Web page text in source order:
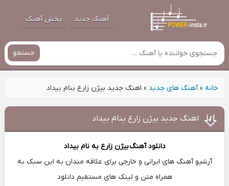
آهنگ جدید پخش آهنگ
جستجو
خانه»آهنگ های جدید » اهنگ جدید بیژن زارع بنام بیداد
اهنگ جدید بیژن زارع بنام بیداد
دانلود آهنگبیژن زارع به نام بیداد
آرشیو آهنگ های ایرانی و خارجی برای علاقه مندان به این سبک به
همراه متن و لینک های مستقیم دانلود